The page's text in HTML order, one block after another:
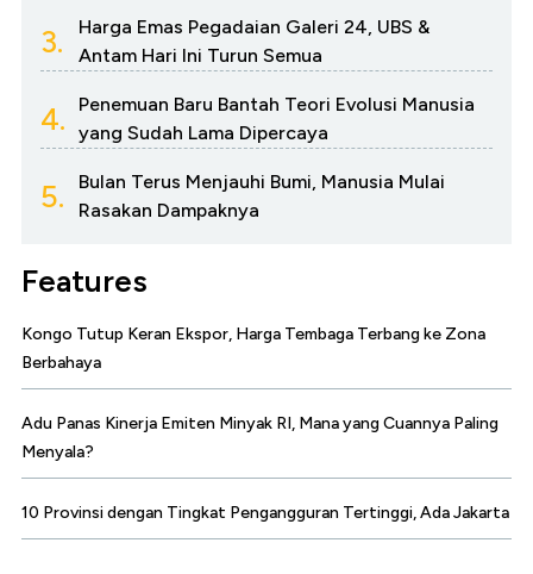
3.
Harga Emas Pegadaian Galeri 24, UBS &
Antam Hari Ini Turun Semua
4.
Penemuan Baru Bantah Teori Evolusi Manusia
yang Sudah Lama Dipercaya
5.
Bulan Terus Menjauhi Bumi, Manusia Mulai
Rasakan Dampaknya
Features
Kongo Tutup Keran Ekspor, Harga Tembaga Terbang ke Zona
Berbahaya
Adu Panas Kinerja Emiten Minyak RI, Mana yang Cuannya Paling
Menyala?
10 Provinsi dengan Tingkat Pengangguran Tertinggi, Ada Jakarta